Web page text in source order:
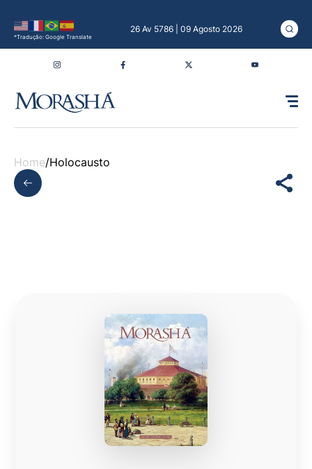
*Tradução: Google Translate
26 Av 5786 | 09 Agosto 2026
Home/Holocausto